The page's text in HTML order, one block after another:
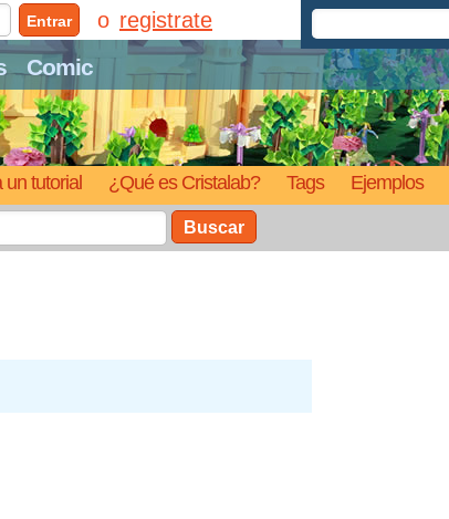
Comic
un tutorial ¿Qué es Cristalab? Tags Ejemplos
Entrar registrate
Buscar